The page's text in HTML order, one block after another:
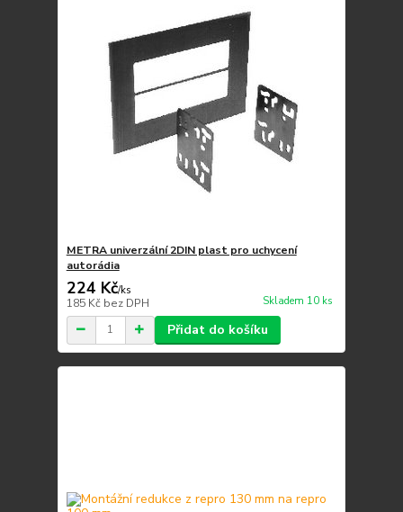
METRA univerzální 2DIN plast pro uchycení
autorádia
224 Kč/ks
185 Kč bez DPH Skladem 10 ks
Přidat do košíku